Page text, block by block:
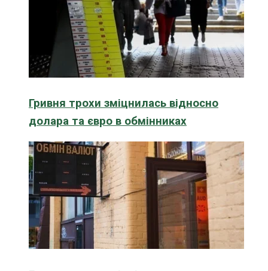
Гривня трохи зміцнилась відносно
долара та євро в обмінниках